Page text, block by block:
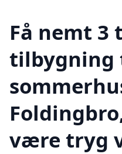
Få nemt 3
tilbygning
være tryg